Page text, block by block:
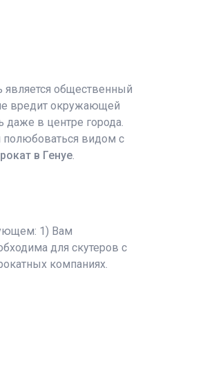
общественный
вредит окружающей
даже в центре города.
полюбоваться видом с
в Генуе
1) Вам
для скутеров с
компаниях.